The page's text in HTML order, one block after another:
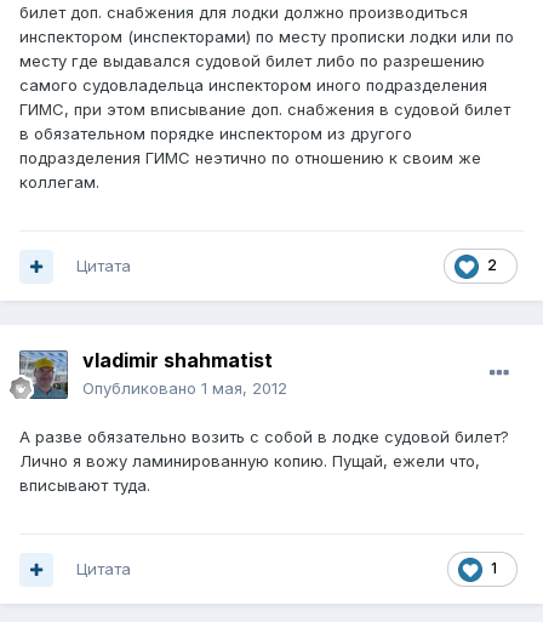
билет доп. снабжения для лодки должно производиться
инспектором (инспекторами) по месту прописки лодки или по
месту где выдавался судовой билет либо по разрешению
самого судовладельца инспектором иного подразделения
ГИМС, при этом вписывание доп. снабжения в судовой билет
в обязательном порядке инспектором из другого
подразделения ГИМС неэтично по отношению к своим же
коллегам.
2
Цитата
vladimir shahmatist
Опубликовано 1 мая, 2012
А разве обязательно возить с собой в лодке судовой билет?
Лично я вожу ламинированную копию. Пущай, ежели что,
вписывают туда.
1
Цитата